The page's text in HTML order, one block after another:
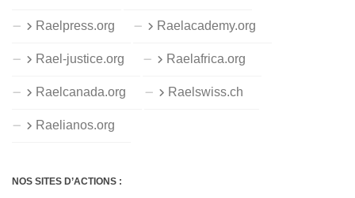
Raelpress.org Raelacademy.org
Rael-justice.org Raelafrica.org
Raelcanada.org Raelswiss.ch
Raelianos.org
NOS SITES D’ACTIONS :